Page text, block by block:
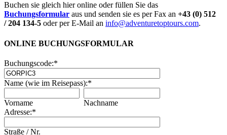
Buchen sie gleich hier online oder füllen Sie das
Buchungsformular aus und senden sie es per Fax an +43 (0) 512
/ 204 134-5 oder per E-Mail an info@adventuretoptours.com.
ONLINE BUCHUNGSFORMULAR
Buchungscode:*
Name (wie im Reisepass):*
Vorname
Nachname
Adresse:*
Straße / Nr.